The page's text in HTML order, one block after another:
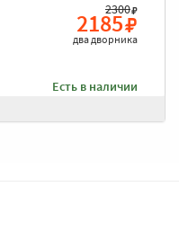
2300
2185
два дворника
Есть в наличии